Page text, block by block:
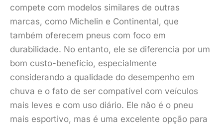
compete com modelos similares de outras
marcas, como Michelin e Continental, que
também oferecem pneus com foco em
durabilidade. No entanto, ele se diferencia por um
bom custo-benefício, especialmente
considerando a qualidade do desempenho em
chuva e o fato de ser compatível com veículos
mais leves e com uso diário. Ele não é o pneu
mais esportivo, mas é uma excelente opção para